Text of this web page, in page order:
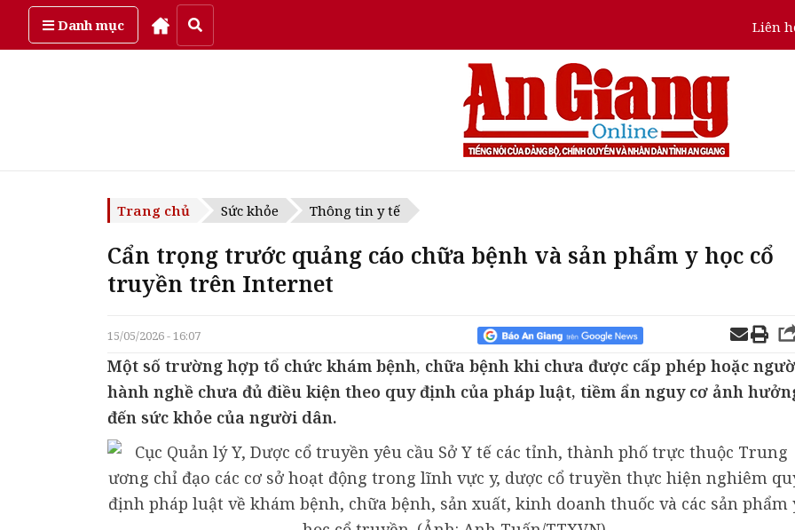
Danh mục Liên
Thứ năm, ngày 6/08/2026
Trang chủ Sức khỏe Thông tin y tế
Cẩn trọng trước quảng cáo chữa bệnh và sản phẩm y học cổ
truyền trên Internet
15/05/2026 - 16:07
Một số trường hợp tổ chức khám bệnh, chữa bệnh khi chưa được cấp phép hoặc
hành nghề chưa đủ điều kiện theo quy định của pháp luật, tiềm ẩn nguy cơ ảnh
đến sức khỏe của người dân.